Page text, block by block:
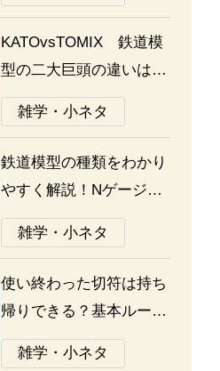
KATOvsTOMIX 鉄道模
型の二大巨頭の違いは何
か？あなたはどっち派？
雑学・小ネタ
鉄道模型の種類をわかり
やすく解説！Nゲージ、
Oゲージ、Zゲージなど
の違いについて
雑学・小ネタ
使い終わった切符は持ち
帰りできる？基本ルール
と注意点
雑学・小ネタ